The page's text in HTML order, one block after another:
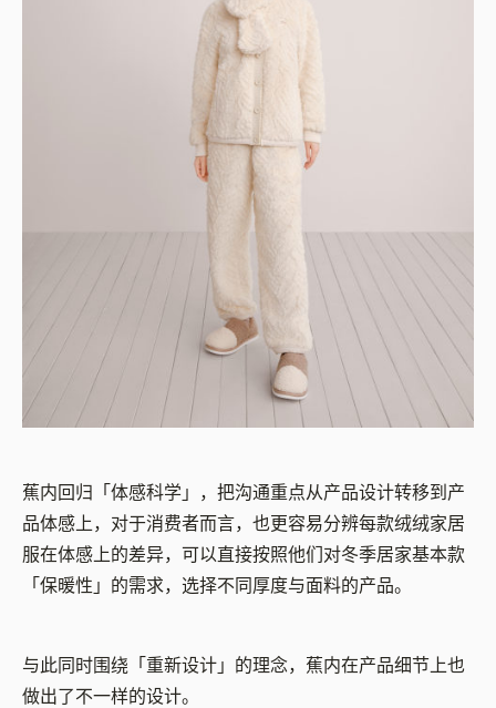
蕉内回归「体感科学」，把沟通重点从产品设计转移到产
品体感上，对于消费者而言，也更容易分辨每款绒绒家居
服在体感上的差异，可以直接按照他们对冬季居家基本款
「保暖性」的需求，选择不同厚度与面料的产品。
与此同时围绕「重新设计」的理念，蕉内在产品细节上也
做出了不一样的设计。